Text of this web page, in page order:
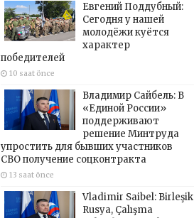
Евгений Поддубный:
Сегодня у нашей
молодёжи куётся
характер
победителей
10 saat önce
Владимир Сайбель: В
«Единой России»
поддерживают
решение Минтруда
упростить для бывших участников
СВО получение соцконтракта
13 saat önce
Vladimir Saibel: Birleşik
Rusya, Çalışma